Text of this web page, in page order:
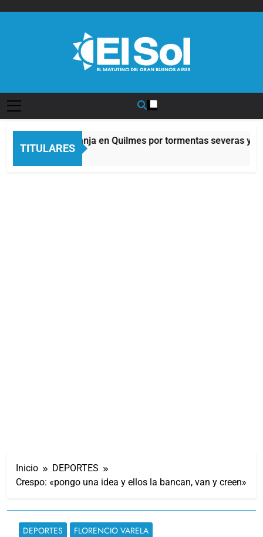
TITULARES
Alerta naranja en Quilmes por tormentas severas y
9 Horas Atrás
Inicio
DEPORTES
Crespo: «pongo una idea y ellos la bancan, van y creen»
DEPORTES FLORENCIO VARELA